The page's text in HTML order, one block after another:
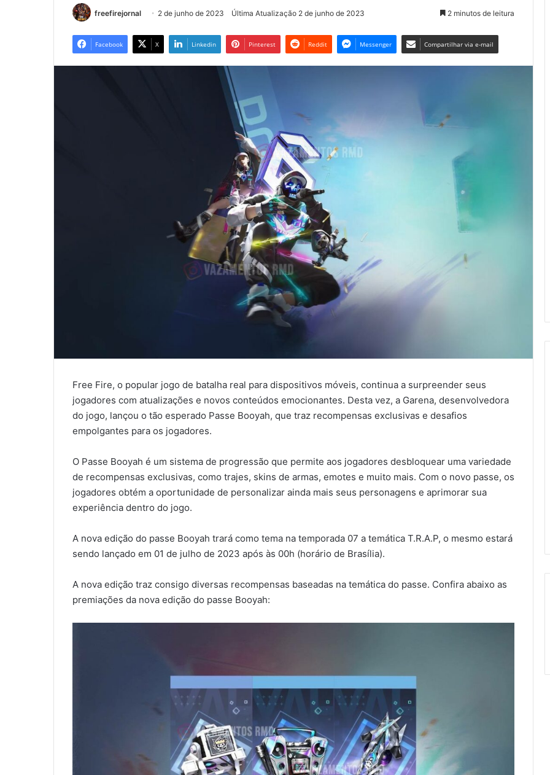
freefirejornal 2 de junho de 2023 Última Atualização 2 de junho de 2023 2 minutos de leitura
Facebook X Linkedin Pinterest Reddit Messenger Compartilhar via e-mail
Free Fire, o popular jogo de batalha real para dispositivos móveis, continua a surpreender seus
jogadores com atualizações e novos conteúdos emocionantes. Desta vez, a Garena, desenvolvedora
do jogo, lançou o tão esperado Passe Booyah, que traz recompensas exclusivas e desafios
empolgantes para os jogadores.
O Passe Booyah é um sistema de progressão que permite aos jogadores desbloquear uma variedade
de recompensas exclusivas, como trajes, skins de armas, emotes e muito mais. Com o novo passe, os
jogadores obtém a oportunidade de personalizar ainda mais seus personagens e aprimorar sua
experiência dentro do jogo.
A nova edição do passe Booyah trará como tema na temporada 07 a temática T.R.A.P, o mesmo estará
sendo lançado em 01 de julho de 2023 após às 00h (horário de Brasília).
A nova edição traz consigo diversas recompensas baseadas na temática do passe. Confira abaixo as
premiações da nova edição do passe Booyah: